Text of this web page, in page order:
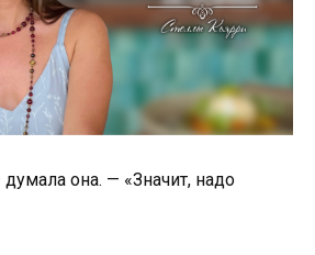
она. — «Значит, надо